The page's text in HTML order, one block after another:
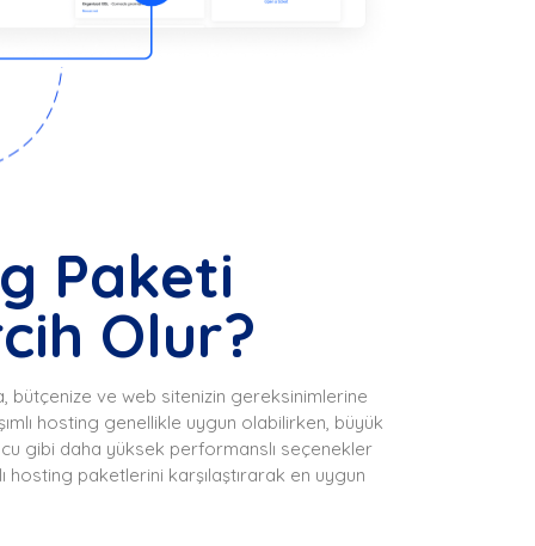
Paketi
Olur?
bütçenize ve web sitenizin gereksinimlerine
hosting genellikle uygun olabilirken, büyük
gibi daha yüksek performanslı seçenekler
hosting paketlerini karşılaştırarak en uygun